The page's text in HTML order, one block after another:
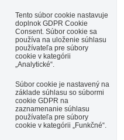
Tento súbor cookie nastavuje
doplnok GDPR Cookie
Consent. Súbor cookie sa
používa na uloženie súhlasu
používateľa pre súbory
cookie v kategórii
„Analytické“.
Súbor cookie je nastavený na
základe súhlasu so súbormi
cookie GDPR na
zaznamenanie súhlasu
používateľa pre súbory
cookie v kategórii „Funkčné“.